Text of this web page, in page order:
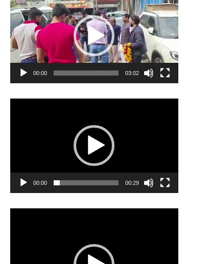
Player
00:00 03:02
00:00 00:29